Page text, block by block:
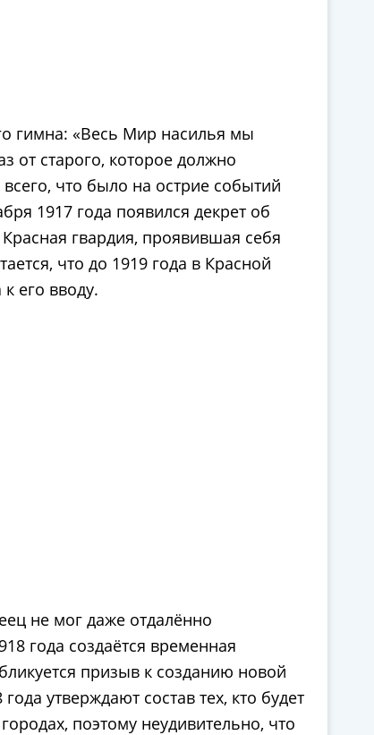
гимна: «Весь Мир насилья мы
старого, которое должно
что было на острие событий
1917 года появился декрет об
гвардия, проявившая себя
что до 1919 года в Красной
его вводу.
не мог даже отдалённо
года создаётся временная
призыв к созданию новой
утверждают состав тех, кто будет
поэтому неудивительно, что